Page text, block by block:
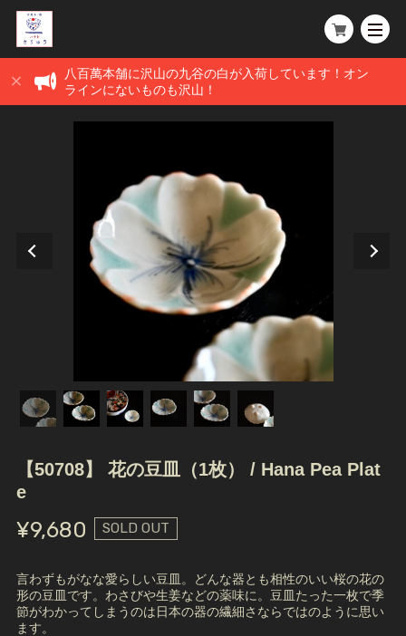
八百萬本舗に沢山の九谷の白が入荷しています！オン
ラインにないものも沢山！
【50708】 花の豆皿（1枚） / Hana Pea Plat
e
¥9,680 SOLD OUT
言わずもがなな愛らしい豆皿。どんな器とも相性のいい桜の花の
形の豆皿です。わさびや生姜などの薬味に。豆皿たった一枚で季
節がわかってしまうのは日本の器の繊細さならではのように思い
ます。